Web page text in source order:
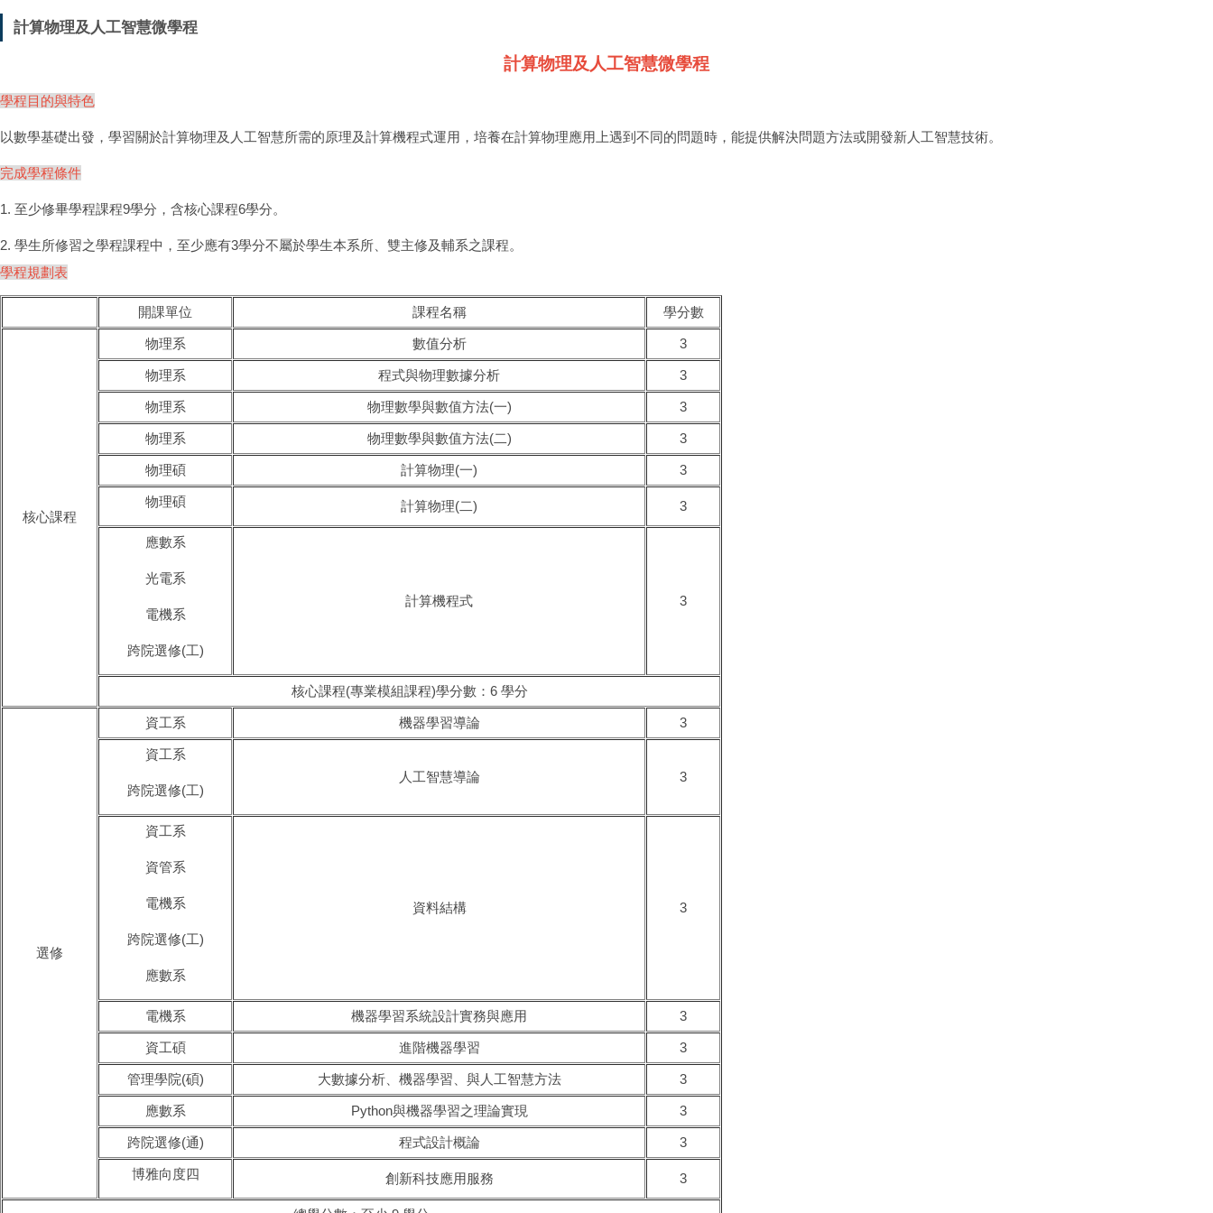
計算物理及人工智慧微學程
計算物理及人工智慧微學程
學程目的與特色
以數學基礎出發，學習關於計算物理及人工智慧所需的原理及計算機程式運用，培養在計算物理應用上遇到不同的問題時，能提供解決問題方法或開發新人工智慧技術。
完成學程條件
1. 至少修畢學程課程9學分，含核心課程6學分。
2. 學生所修習之學程課程中，至少應有3學分不屬於學生本系所、雙主修及輔系之課程。
學程規劃表
開課單位 課程名稱 學分數
核心課程
物理系 數值分析 3
物理系 程式與物理數據分析 3
物理系 物理數學與數值方法(一) 3
物理系 物理數學與數值方法(二) 3
物理碩 計算物理(一) 3
物理碩 計算物理(二) 3
應數系
光電系
電機系
跨院選修(工)
計算機程式 3
核心課程(專業模組課程)學分數：6 學分
選修
資工系 機器學習導論 3
資工系
跨院選修(工)
人工智慧導論 3
資工系
資管系
電機系
跨院選修(工)
應數系
資料結構 3
電機系 機器學習系統設計實務與應用 3
資工碩 進階機器學習 3
管理學院(碩) 大數據分析、機器學習、與人工智慧方法 3
應數系 Python與機器學習之理論實現 3
跨院選修(通) 程式設計概論 3
博雅向度四 創新科技應用服務 3